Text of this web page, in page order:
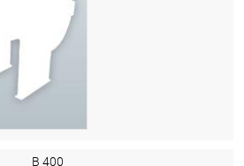
B 400